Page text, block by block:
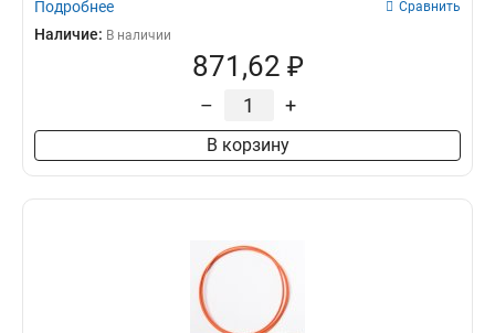
Подробнее Сравнить
Наличие: В наличии
871,62 ₽
– +
В корзину